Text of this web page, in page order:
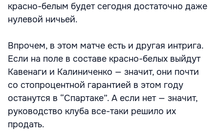
красно-белым будет сегодня достаточно даже
нулевой ничьей.
Впрочем, в этом матче есть и другая интрига.
Если на поле в составе красно-белых выйдут
Кавенаги и Калиниченко — значит, они почти
со стопроцентной гарантией в этом году
останутся в “Спартаке”. А если нет — значит,
руководство клуба все-таки решило их
продать.